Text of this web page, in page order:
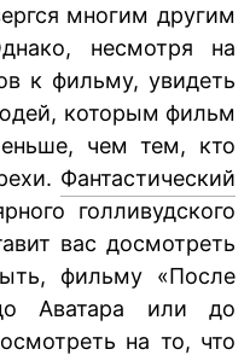
многим другим
несмотря на
к фильму, увидеть
которым фильм
чем тем, кто
Фантастический
голливудского
вас досмотреть
фильму «После
Аватара или до
на то, что